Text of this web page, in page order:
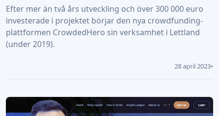
Efter mer än två års utveckling och över 300 000 euro
investerade i projektet börjar den nya crowdfunding-
plattformen CrowdedHero sin verksamhet i Lettland
(under 2019).
28 april 2023•